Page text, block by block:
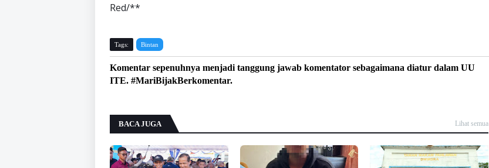
Red/**
Tags: Bintan
Komentar sepenuhnya menjadi tanggung jawab komentator sebagaimana diatur dalam UU
ITE. #MariBijakBerkomentar.
BACA JUGA Lihat semua